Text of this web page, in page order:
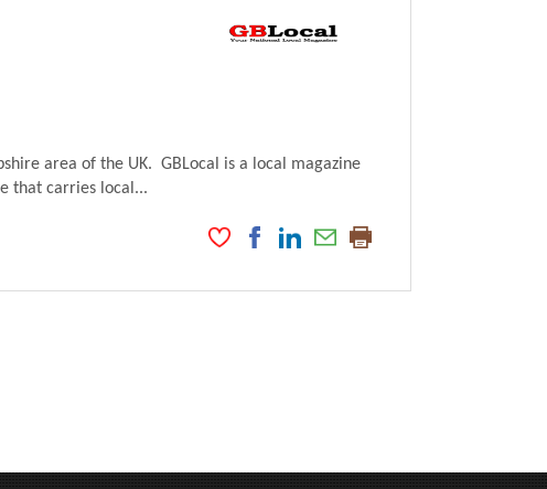
area of the UK. GBLocal is a local magazine
that carries local...